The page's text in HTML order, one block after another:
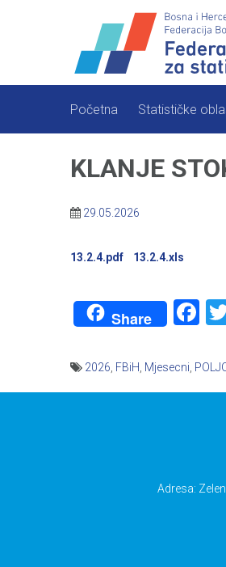
Početna Statističke
KLANJE
29.05.2026
13.2.4.pdf 13.2.4.xls
Share
2026 FBiH Mjesecni
Adresa: